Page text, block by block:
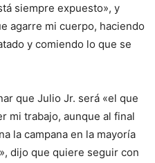
siempre expuesto», y
agarre mi cuerpo, haciendo
y comiendo lo que se
que Julio Jr. será «el que
mi trabajo, aunque al final
la campana en la mayoría
dijo que quiere seguir con